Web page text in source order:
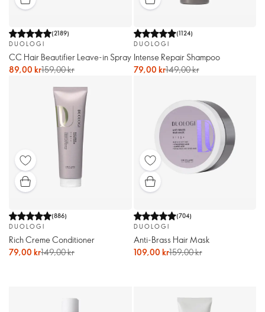
(2189)
DUOLOGI
CC Hair Beautifier Leave-in Spray
89,00 kr159,00 kr
(1124)
DUOLOGI
Intense Repair Shampoo
79,00 kr149,00 kr
(886)
DUOLOGI
Rich Creme Conditioner
79,00 kr149,00 kr
(704)
DUOLOGI
Anti-Brass Hair Mask
109,00 kr159,00 kr